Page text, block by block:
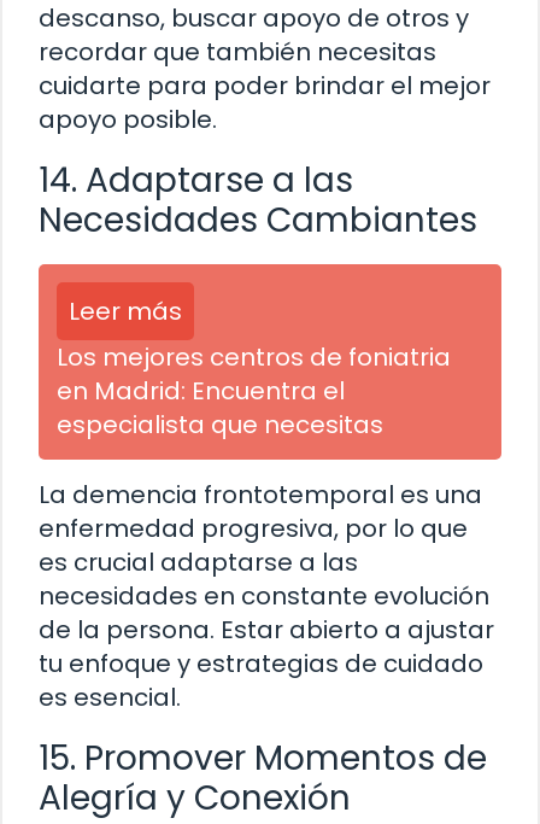
descanso, buscar apoyo de otros y
recordar que también necesitas
cuidarte para poder brindar el mejor
apoyo posible.
14. Adaptarse a las
Necesidades Cambiantes
Leer más
Los mejores centros de foniatria
en Madrid: Encuentra el
especialista que necesitas
La demencia frontotemporal es una
enfermedad progresiva, por lo que
es crucial adaptarse a las
necesidades en constante evolución
de la persona. Estar abierto a ajustar
tu enfoque y estrategias de cuidado
es esencial.
15. Promover Momentos de
Alegría y Conexión